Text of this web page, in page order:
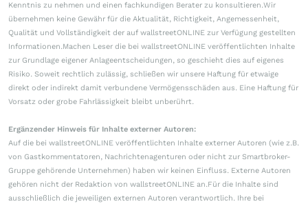
Kenntnis zu nehmen und einen fachkundigen Berater zu konsultieren.Wir
übernehmen keine Gewähr für die Aktualität, Richtigkeit, Angemessenheit,
Qualität und Vollständigkeit der auf wallstreetONLINE zur Verfügung gestellten
Informationen.Machen Leser die bei wallstreetONLINE veröffentlichten Inhalte
zur Grundlage eigener Anlageentscheidungen, so geschieht dies auf eigenes
Risiko. Soweit rechtlich zulässig, schließen wir unsere Haftung für etwaige
direkt oder indirekt damit verbundene Vermögensschäden aus. Eine Haftung für
Vorsatz oder grobe Fahrlässigkeit bleibt unberührt.
Ergänzender Hinweis für Inhalte externer Autoren:
Auf die bei wallstreetONLINE veröffentlichten Inhalte externer Autoren (wie z.B.
von Gastkommentatoren, Nachrichtenagenturen oder nicht zur Smartbroker-
Gruppe gehörende Unternehmen) haben wir keinen Einfluss. Externe Autoren
gehören nicht der Redaktion von wallstreetONLINE an.Für die Inhalte sind
ausschließlich die jeweiligen externen Autoren verantwortlich. Ihre bei